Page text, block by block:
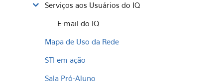
Serviços aos Usuários do IQ
E-mail do IQ
Mapa de Uso da Rede
STI em ação
Sala Pró-Aluno